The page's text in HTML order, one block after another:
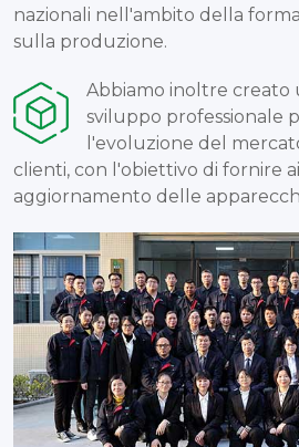
nazionali nell'ambito della
sulla produzione.
Abbiamo inoltre creato
sviluppo professionale
l'evoluzione del
clienti, con l'obiettivo di fornire
aggiornamento delle